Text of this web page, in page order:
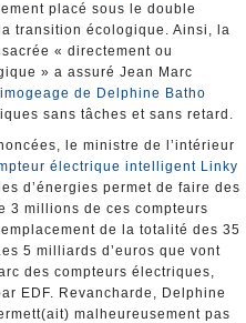
placé sous le double
transition écologique. Ainsi, la
« directement ou
» a assuré Jean Marc
limogeage de Delphine Batho
sans tâches et sans retard.
le ministre de l’intérieur
électrique intelligent Linky
d’énergies permet de faire des
3 millions de ces compteurs
de la totalité des 35
5 milliards d’euros que vont
des compteurs électriques,
EDF. Revancharde, Delphine
malheureusement pas